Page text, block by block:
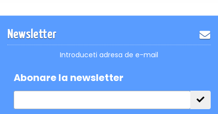
Newsletter
Introduceti adresa de e-mail
Abonare la newsletter